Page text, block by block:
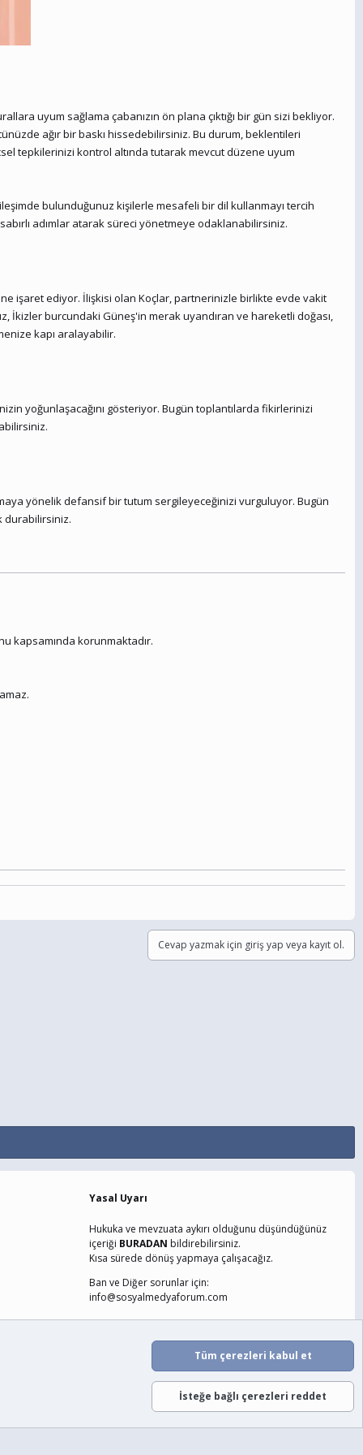
uyum sağlama çabanızın ön plana çıktığı bir gün sizi bekliyor.
ağır bir baskı hissedebilirsiniz. Bu durum, beklentileri
tepkilerinizi kontrol altında tutarak mevcut düzene uyum
bulunduğunuz kişilerle mesafeli bir dil kullanmayı tercih
adımlar atarak süreci yönetmeye odaklanabilirsiniz.
işaret ediyor. İlişkisi olan Koçlar, partnerinizle birlikte evde vakit
İkizler burcundaki Güneş'in merak uyandıran ve hareketli doğası,
kapı aralayabilir.
yoğunlaşacağını gösteriyor. Bugün toplantılarda fikirlerinizi
yönelik defansif bir tutum sergileyeceğinizi vurguluyor. Bugün
durabilirsiniz.
kapsamında korunmaktadır.
Cevap yazmak için giriş yap veya kayıt ol.
Yasal Uyarı
Hukuka ve mevzuata aykırı olduğunu düşündüğünüz
içeriği BURADAN bildirebilirsiniz.
Kısa sürede dönüş yapmaya çalışacağız.
Ban ve Diğer sorunlar için:
info@sosyalmedyaforum.com
Gizlilik Politikası Yardım Ana Sayfa
S
Tüm çerezleri kabul et
İsteğe bağlı çerezleri reddet